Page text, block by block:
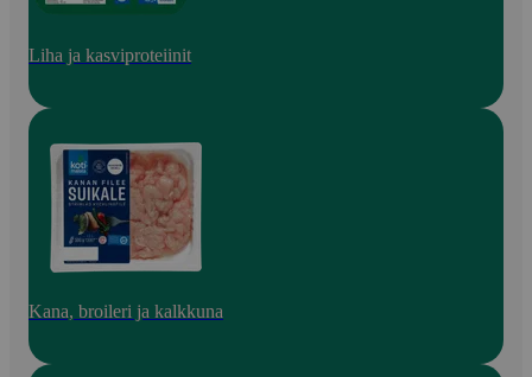
Liha ja kasviproteiinit
Kana, broileri ja kalkkuna